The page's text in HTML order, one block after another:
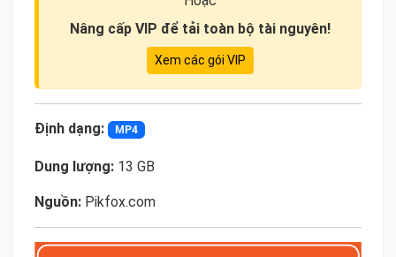
Nâng cấp VIP để tải toàn bộ tài nguyên!
Xem các gói VIP
Định dạng: MP4
Dung lượng: 13 GB
Nguồn: Pikfox.com